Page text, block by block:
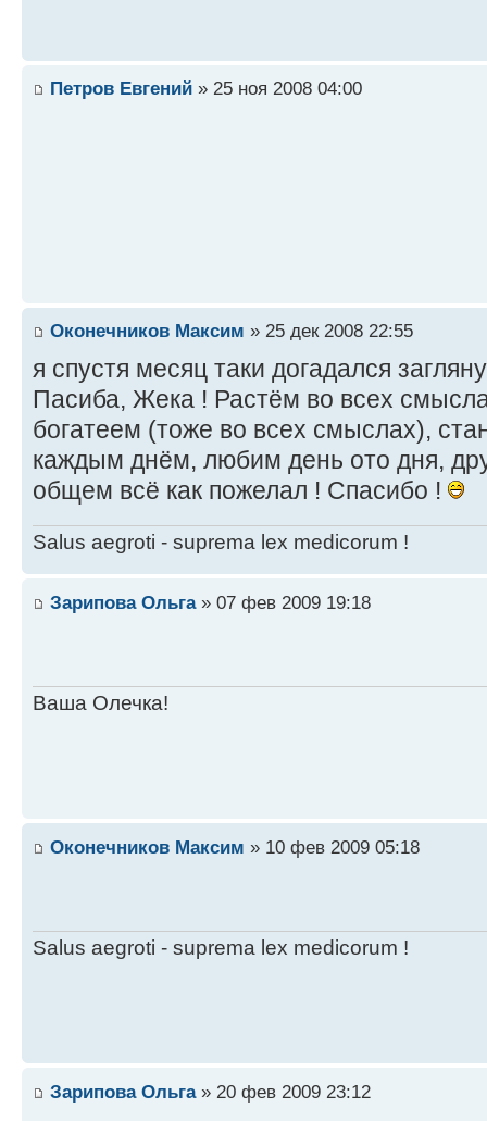
Петров Евгений » 25 ноя 2008 04:00
Оконечников Максим » 25 дек 2008 22:55
я спустя месяц таки догадался
Пасиба, Жека ! Растём во всех
богатеем (тоже во всех смыслах),
каждым днём, любим день ото дня,
общем всё как пожелал ! Спасибо !
Salus aegroti - suprema lex medicorum !
Зарипова Ольга» 07 фев 2009 19:18
Ваша Олечка!
Оконечников Максим » 10 фев 2009 05:18
Salus aegroti - suprema lex medicorum !
Зарипова Ольга» 20 фев 2009 23:12